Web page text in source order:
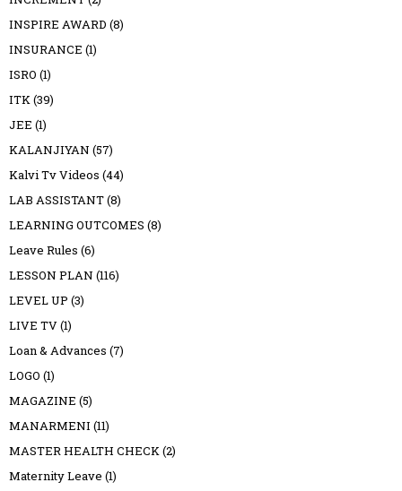
INSPIRE AWARD (8)
INSURANCE (1)
ISRO (1)
ITK(39)
JEE (1)
KALANJIYAN (57)
Kalvi Tv Videos (44)
LAB ASSISTANT(8)
LEARNING OUTCOMES (8)
Leave Rules (6)
LESSON PLAN (116)
LEVEL UP (3)
LIVE TV(1)
Loan & Advances (7)
LOGO (1)
MAGAZINE (5)
MANARMENI (11)
MASTER HEALTH CHECK(2)
Maternity Leave (1)